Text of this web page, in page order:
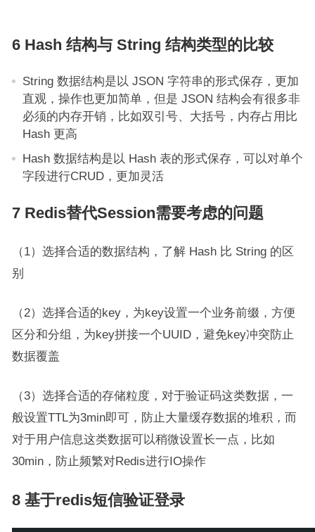
6 Hash 结构与 String 结构类型的比较
String 数据结构是以 JSON 字符串的形式保存，更加
直观，操作也更加简单，但是 JSON 结构会有很多非
必须的内存开销，比如双引号、大括号，内存占用比
Hash 更高
Hash 数据结构是以 Hash 表的形式保存，可以对单个
字段进行CRUD，更加灵活
7 Redis替代Session需要考虑的问题
（1）选择合适的数据结构，了解 Hash 比 String 的区
别
（2）选择合适的key，为key设置一个业务前缀，方便
区分和分组，为key拼接一个UUID，避免key冲突防止
数据覆盖
（3）选择合适的存储粒度，对于验证码这类数据，一
般设置TTL为3min即可，防止大量缓存数据的堆积，而
对于用户信息这类数据可以稍微设置长一点，比如
30min，防止频繁对Redis进行IO操作
8 基于redis短信验证登录